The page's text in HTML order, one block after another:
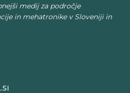
medij za področje
in mehatronike v Sloveniji in